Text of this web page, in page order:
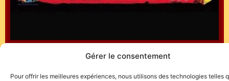
Gérer le consentement
Pour offrir les meilleures expériences, nous utilisons des technologies telles